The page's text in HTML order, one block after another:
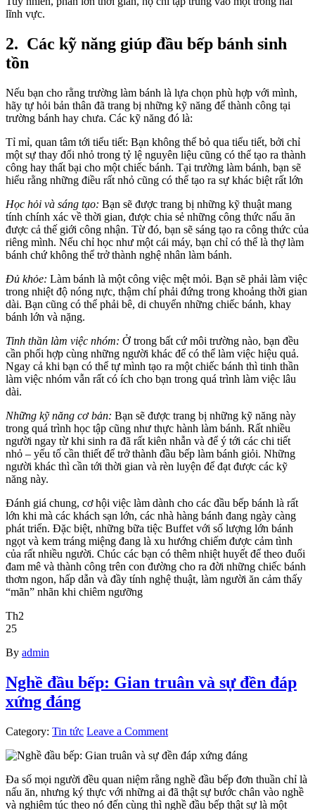
lĩnh vực.
2. Các kỹ năng giúp đầu bếp bánh sinh
tồn
Nếu bạn cho rằng trường làm bánh là lựa chọn phù hợp với mình,
hãy tự hỏi bản thân đã trang bị những kỹ năng để thành công tại
trường bánh hay chưa. Các kỹ năng đó là:
Tỉ mỉ, quan tâm tới tiểu tiết: Bạn không thể bỏ qua tiểu tiết, bởi chỉ
một sự thay đổi nhỏ trong tỷ lệ nguyên liệu cũng có thể tạo ra thành
công hay thất bại cho một chiếc bánh. Tại trường làm bánh, bạn sẽ
hiểu rằng những điều rất nhỏ cũng có thể tạo ra sự khác biệt rất lớn
Học hỏi và sáng tạo: Bạn sẽ được trang bị những kỹ thuật mang
tính chính xác về thời gian, được chia sẻ những công thức nấu ăn
được cả thế giới công nhận. Từ đó, bạn sẽ sáng tạo ra công thức của
riêng mình. Nếu chỉ học như một cái máy, bạn chỉ có thể là thợ làm
bánh chứ không thể trở thành nghệ nhân làm bánh.
Đủ khỏe: Làm bánh là một công việc mệt mỏi. Bạn sẽ phải làm việc
trong nhiệt độ nóng nực, thậm chí phải đứng trong khoảng thời gian
dài. Bạn cũng có thể phải bê, di chuyển những chiếc bánh, khay
bánh lớn và nặng.
Tinh thần làm việc nhóm: Ở trong bất cứ môi trường nào, bạn đều
cần phối hợp cùng những người khác để có thể làm việc hiệu quả.
Ngay cả khi bạn có thể tự mình tạo ra một chiếc bánh thì tinh thần
làm việc nhóm vẫn rất có ích cho bạn trong quá trình làm việc lâu
dài.
Những kỹ năng cơ bản: Bạn sẽ được trang bị những kỹ năng này
trong quá trình học tập cũng như thực hành làm bánh. Rất nhiều
người ngay từ khi sinh ra đã rất kiên nhẫn và để ý tới các chi tiết
nhỏ – yếu tố cần thiết để trở thành đầu bếp làm bánh giỏi. Những
người khác thì cần tới thời gian và rèn luyện để đạt được các kỹ
năng này.
Đánh giá chung, cơ hội việc làm dành cho các đầu bếp bánh là rất
lớn khi mà các khách sạn lớn, các nhà hàng bánh đang ngày càng
phát triển. Đặc biệt, những bữa tiệc Buffet với số lượng lớn bánh
ngọt và kem tráng miệng đang là xu hướng chiếm được cảm tình
của rất nhiều người. Chúc các bạn có thêm nhiệt huyết để theo đuổi
đam mê và thành công trên con đường cho ra đời những chiếc bánh
thơm ngon, hấp dẫn và đầy tính nghệ thuật, làm người ăn cảm thấy
“mãn” nhãn khi chiêm ngưỡng
Th2
25
By admin
Nghề đầu bếp: Gian truân và sự đền đáp
xứng đáng
Category: Tin tức Leave a Comment
​Đa số mọi người đều quan niệm rằng nghề đầu bếp đơn thuần chỉ là
nấu ăn, nhưng ký thực với những ai đã thật sự bước chân vào nghề
và nghiêm túc theo nó đến cùng thì nghề đầu bếp thật sự là một